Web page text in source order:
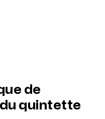
de
quintette